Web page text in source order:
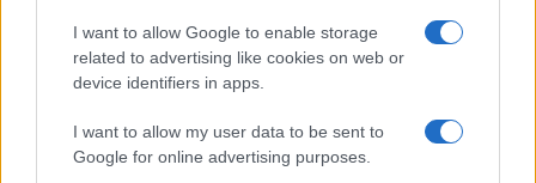
I want to allow Google to enable storage
related to advertising like cookies on web or
device identifiers in apps.
I want to allow my user data to be sent to
Google for online advertising purposes.
Puoi effettuare l'accesso andando nella
sezione Logindal menù del sito o
cliccandoqui
TEMI:
Abbanoa Arzachena